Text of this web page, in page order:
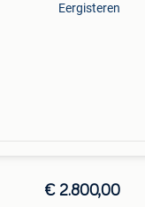
Eergisteren
€ 2.800,00